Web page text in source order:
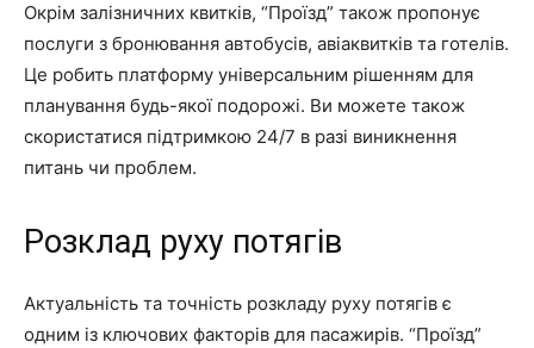
Окрім залізничних квитків, “Проїзд” також пропонує
послуги з бронювання автобусів, авіаквитків та готелів.
Це робить платформу універсальним рішенням для
планування будь-якої подорожі. Ви можете також
скористатися підтримкою 24/7 в разі виникнення
питань чи проблем.
Розклад руху потягів
Актуальність та точність розкладу руху потягів є
одним із ключових факторів для пасажирів. “Проїзд”